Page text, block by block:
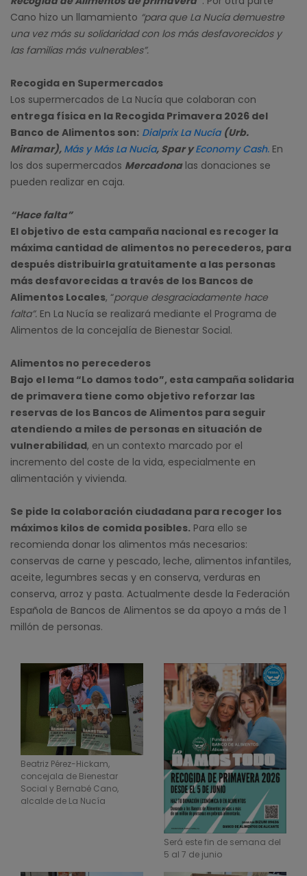
Cano hizo un llamamiento “para que La Nucía demuestre
una vez más su solidaridad con los más desfavorecidos y
las familias más vulnerables”.
Recogida en Supermercados
Los supermercados de La Nucía que colaboran con
entrega física en la Recogida Primavera 2026 del
Banco de Alimentos son: Dialprix La Nucía (Urb.
Miramar), Más y Más La Nucía, Spar yEconomy Cash. En
los dos supermercados Mercadonalas donaciones se
pueden realizar en caja.
“Hace falta”
El objetivo de esta campaña nacional es recoger la
máxima cantidad de alimentos no perecederos, para
después distribuirla gratuitamente a las personas
más desfavorecidas a través de los Bancos de
Alimentos Locales, “porque desgraciadamente hace
falta”. En La Nucía se realizará mediante el Programa de
Alimentos de la concejalía de Bienestar Social.
Alimentos no perecederos
Bajo el lema “Lo damos todo”, esta campaña solidaria
de primavera tiene como objetivo reforzar las
reservas de los Bancos de Alimentos para seguir
atendiendo a miles de personas en situación de
vulnerabilidad, en un contexto marcado por el
incremento del coste de la vida, especialmente en
alimentación y vivienda.
Se pide la colaboración ciudadana para recoger los
máximos kilos de comida posibles. Para ello se
recomienda donar los alimentos más necesarios:
conservas de carne y pescado, leche, alimentos infantiles,
aceite, legumbres secas y en conserva, verduras en
conserva, arroz y pasta. Actualmente desde la Federación
Española de Bancos de Alimentos se da apoyo a más de 1
millón de personas.
Beatriz Pérez-Hickam,
concejala de Bienestar
Social y Bernabé Cano,
alcalde de La Nucía
Será este fin de semana del
5 al 7 de junio